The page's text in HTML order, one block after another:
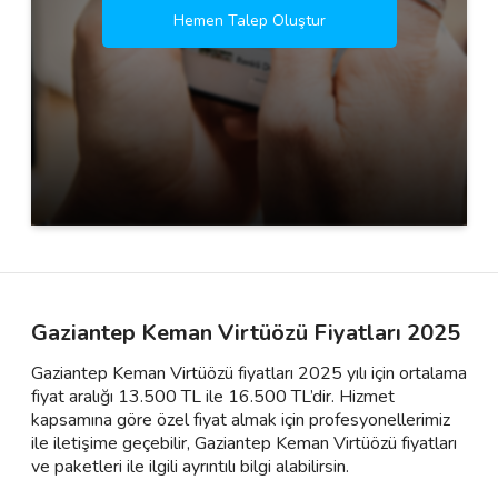
Hemen Talep Oluştur
Gaziantep Keman Virtüözü Fiyatları 2025
Gaziantep Keman Virtüözü fiyatları 2025 yılı için ortalama
fiyat aralığı 13.500 TL ile 16.500 TL’dir. Hizmet
kapsamına göre özel fiyat almak için profesyonellerimiz
ile iletişime geçebilir, Gaziantep Keman Virtüözü fiyatları
ve paketleri ile ilgili ayrıntılı bilgi alabilirsin.